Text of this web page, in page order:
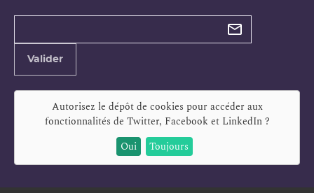
Types de
Valider
Autorisez le dépôt de cookies pour accéder aux
fonctionnalités de Twitter, Facebook et LinkedIn?
Oui
Toujours